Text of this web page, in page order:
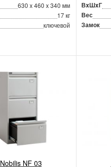
630 x 460 x 340 мм
17 кг
ключевой
ВxШxГ
Вес
Замок
Nobilis NF 03